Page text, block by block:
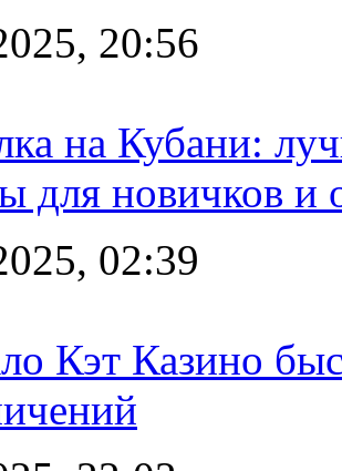
20:56
на Кубани:
для новичков
02:39
Кэт Казино